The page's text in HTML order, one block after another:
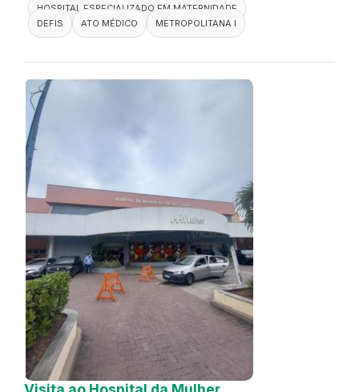
HOSPITAL ESPECIALIZADO EM MATERNIDADE
DEFIS
ATO MÉDICO METROPOLITANA I